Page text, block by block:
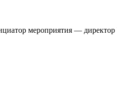
мероприятия —